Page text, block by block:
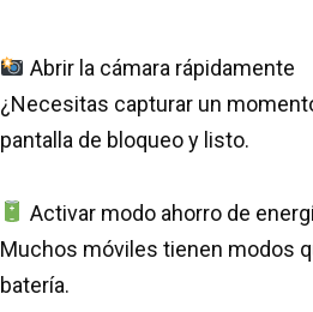
Abrir la cámara rápidamente
¿Necesitas capturar un
pantalla de bloqueo y listo.
Activar modo ahorro de
Muchos móviles tienen modos
batería.